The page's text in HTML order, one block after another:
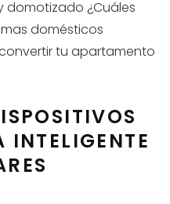
¿Cuáles
domésticos
tu apartamento
INTELIGENTE